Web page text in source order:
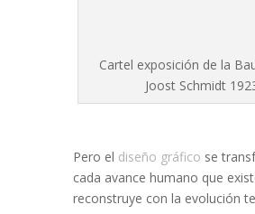
Cartel exposición de la
Joost Schmidt
Pero el diseño gráfico se
cada avance humano que
reconstruye con la evolución